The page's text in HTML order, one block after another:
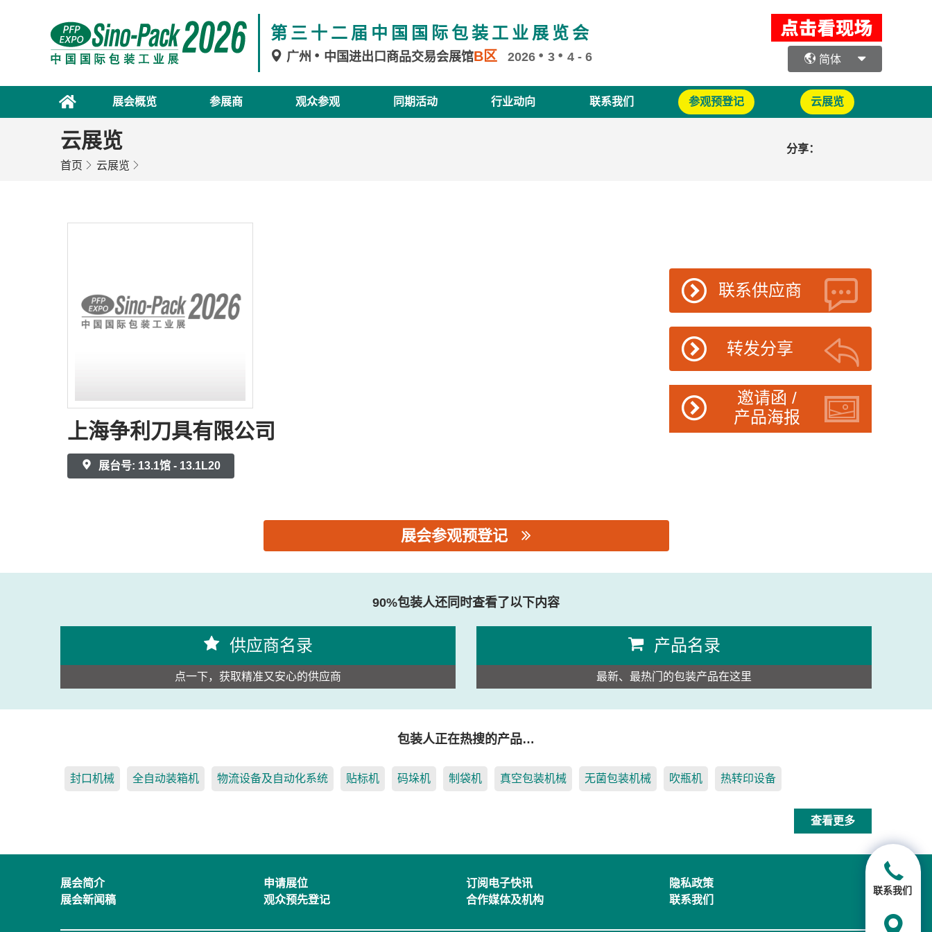
第三十二届中国国际包装工业展览会
广州 中国进出口商品交易会展馆B区 2026 3 4 - 6 简体
展会概览 参展商 观众参观 同期活动 行业动向 联系我们 参观预登记 云展览
云展览
首页 云展览
分享：
上海争利刀具有限公司
展台号: 13.1馆 - 13.1L20
联系供应商
转发分享
邀请函 /
产品海报
展会参观预登记
90%包装人还同时查看了以下内容
供应商名录
点一下，获取精准又安心的供应商
产品名录
最新、最热门的包装产品在这里
包装人正在热搜的产品…
封口机械 全自动装箱机 物流设备及自动化系统 贴标机 码垛机 制袋机 真空包装机械 无菌包装机械 吹瓶机 热转印设备
查看更多
展会简介
展会新闻稿
申请展位
观众预先登记
订阅电子快讯
合作媒体及机构
隐私政策
联系我们
联系我们